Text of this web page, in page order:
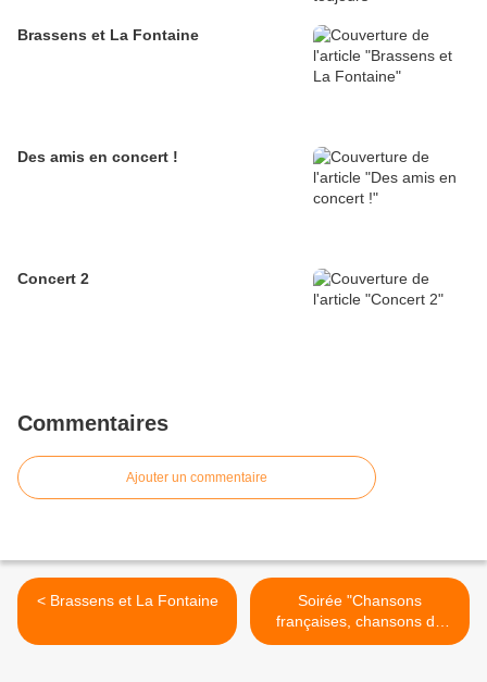
Brassens et La Fontaine
Des amis en concert !
Concert 2
Commentaires
Ajouter un commentaire
< Brassens et La Fontaine
Soirée "Chansons
françaises, chansons de
toujours" >